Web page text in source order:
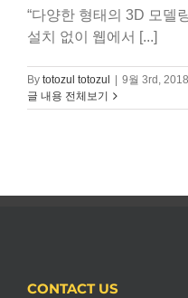
“다양한 형태의 3D 모델
설치 없이 웹에서 [...]
By totozul totozul | 9월 3rd, 2018
글 내용 전체보기
CONTACT US